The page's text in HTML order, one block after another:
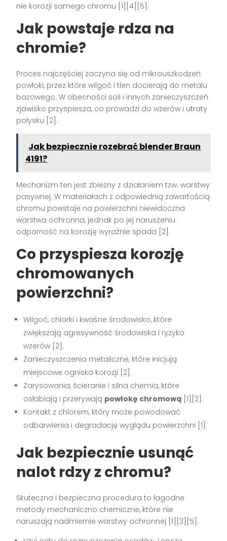
nie korozji samego chromu [1][4][5].
Jak powstaje rdza na
chromie?
Proces najczęściej zaczyna się od mikrouszkodzeń
powłoki, przez które wilgoć i tlen docierają do metalu
bazowego. W obecności soli i innych zanieczyszczeń
zjawisko przyspiesza, co prowadzi do wżerów i utraty
połysku [2].
Jak bezpiecznie rozebrać blender Braun
4191?
Mechanizm ten jest zbieżny z działaniem tzw. warstwy
pasywnej. W materiałach z odpowiednią zawartością
chromu powstaje na powierzchni niewidoczna
warstwa ochronna, jednak po jej naruszeniu
odporność na korozję wyraźnie spada [2].
Co przyspiesza korozję
chromowanych
powierzchni?
Wilgoć, chlorki i kwaśne środowisko, które
zwiększają agresywność środowiska i ryzyko
wżerów [2].
Zanieczyszczenia metaliczne, które inicjują
miejscowe ogniska korozji [2].
Zarysowania, ścieranie i silna chemia, które
osłabiają i przerywają powłokę chromową [1][2].
Kontakt z chlorem, który może powodować
odbarwienia i degradację wyglądu powierzchni [1].
Jak bezpiecznie usunąć
nalot rdzy z chromu?
Skuteczna i bezpieczna procedura to łagodne
metody mechaniczno chemiczne, które nie
naruszają nadmiernie warstwy ochronnej [1][3][5].